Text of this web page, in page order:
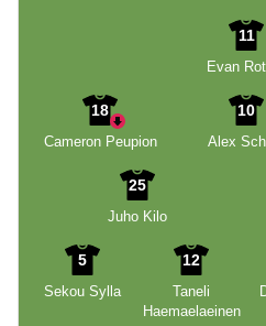
11
Evan
18
Cameron Peupion
10
Alex
25
Juho Kilo
5
Sekou Sylla
12
Taneli
Haemaelaeinen